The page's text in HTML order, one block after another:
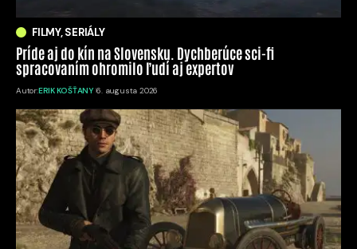
FILMY, SERIÁLY
Príde aj do kín na Slovensku. Dychberúce sci-fi
spracovaním ohromilo ľudí aj expertov
Autor:ERIK KOŠŤANY 6. augusta 2026